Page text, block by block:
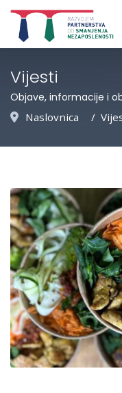
Vijesti
Objave, informacije i
Naslovnica